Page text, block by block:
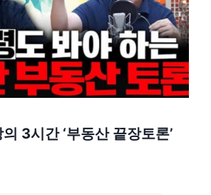
3시간 ‘부동산 끝장토론’